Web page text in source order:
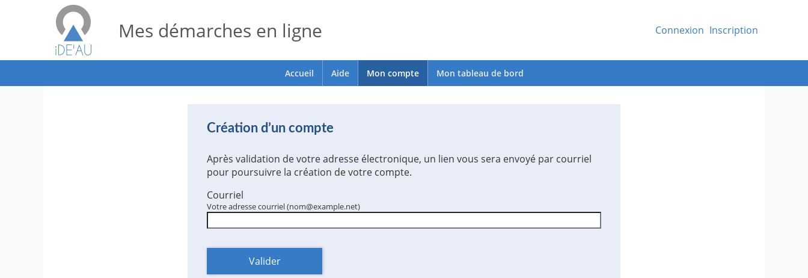
Mes démarches en ligne Connexion Inscription
Accueil Aide Mon compte Mon tableau de bord
Création d’un compte
Après validation de votre adresse électronique, un lien vous sera envoyé par courriel
pour poursuivre la création de votre compte.
Courriel
Votre adresse courriel (nom@example.net)
Valider